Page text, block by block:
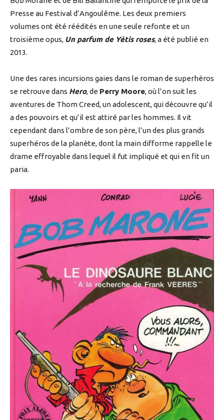
Presse au Festival d’Angoulême. Les deux premiers
volumes ont été réédités en une seule refonte et un
troisième opus, Un parfum de Yétis roses, a été publié en
2013.
Une des rares incursions gaies dans le roman de superhéros
se retrouve dans Hero, de Perry Moore, où l’on suit les
aventures de Thom Creed, un adolescent, qui découvre qu’il
a des pouvoirs et qu’il est attiré par les hommes. Il vit
cependant dans l’ombre de son père, l’un des plus grands
superhéros de la planète, dont la main difforme rappelle le
drame effroyable dans lequel il fut impliqué et qui en fit un
paria.